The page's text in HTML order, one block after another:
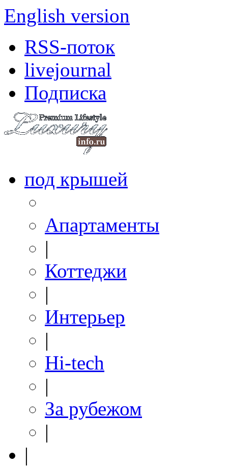
English version
RSS-поток
livejournal
Подписка
под крышей
Апартаменты
|
Коттеджи
|
Интерьер
|
Hi-tech
|
За рубежом
|
|